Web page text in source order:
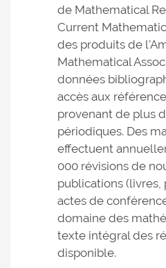
de Mathematical
Current
des produits de
Mathematical
données
accès aux
provenant de plus
périodiques. Des
effectuent
000 révisions de
publications (livres,
actes de
domaine des
texte intégral des
disponible.